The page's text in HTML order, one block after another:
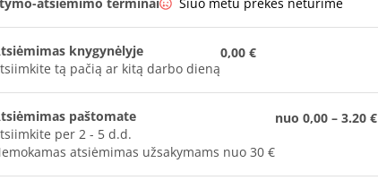
knygynėlyje
tą pačią ar kitą darbo dieną
0,00 €
paštomate
per 2 - 5 d.d.
atsiėmimas užsakymams nuo 30 €
nuo 0,00 – 3.20 €